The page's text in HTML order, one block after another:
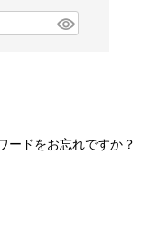
ードをお忘れですか？